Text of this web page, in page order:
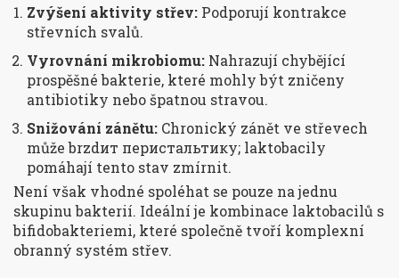
Zvýšení aktivity střev: Podporují kontrakce
střevních svalů.
Vyrovnání mikrobiomu: Nahrazují chybějící
prospěšné bakterie, které mohly být zničeny
antibiotiky nebo špatnou stravou.
Snižování zánětu: Chronický zánět ve střevech
může brzdит перистальтику; laktobacily
pomáhají tento stav zmírnit.
Není však vhodné spoléhat se pouze na jednu
skupinu bakterií. Ideální je kombinace laktobacilů s
bifidobakteriemi, které společně tvoří komplexní
obranný systém střev.